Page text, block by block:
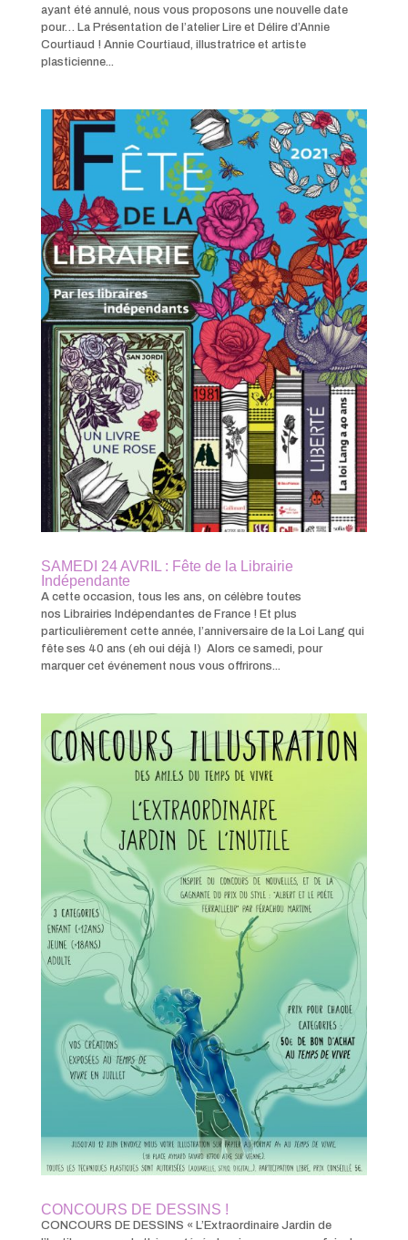
ayant été annulé, nous vous proposons une nouvelle date
pour… La Présentation de l’atelier Lire et Délire d’Annie
Courtiaud ! Annie Courtiaud, illustratrice et artiste
plasticienne...
SAMEDI 24 AVRIL : Fête de la Librairie
Indépendante
A cette occasion, tous les ans, on célèbre toutes
nos Librairies Indépendantes de France ! Et plus
particulièrement cette année, l’anniversaire de la Loi Lang qui
fête ses 40 ans (eh oui déjà !) Alors ce samedi, pour
marquer cet événement nous vous offrirons...
CONCOURS DE DESSINS !
CONCOURS DE DESSINS « L’Extraordinaire Jardin de